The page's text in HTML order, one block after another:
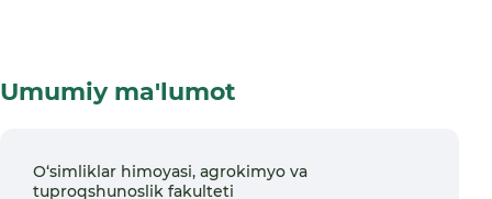
Umumiy ma'lumot
О‘simliklar himoyasi, agrokimyo va
tuproqshunoslik fakulteti